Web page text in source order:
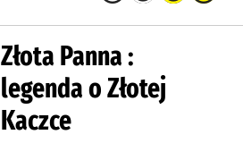
Złota Panna :
legenda o Złotej
Kaczce